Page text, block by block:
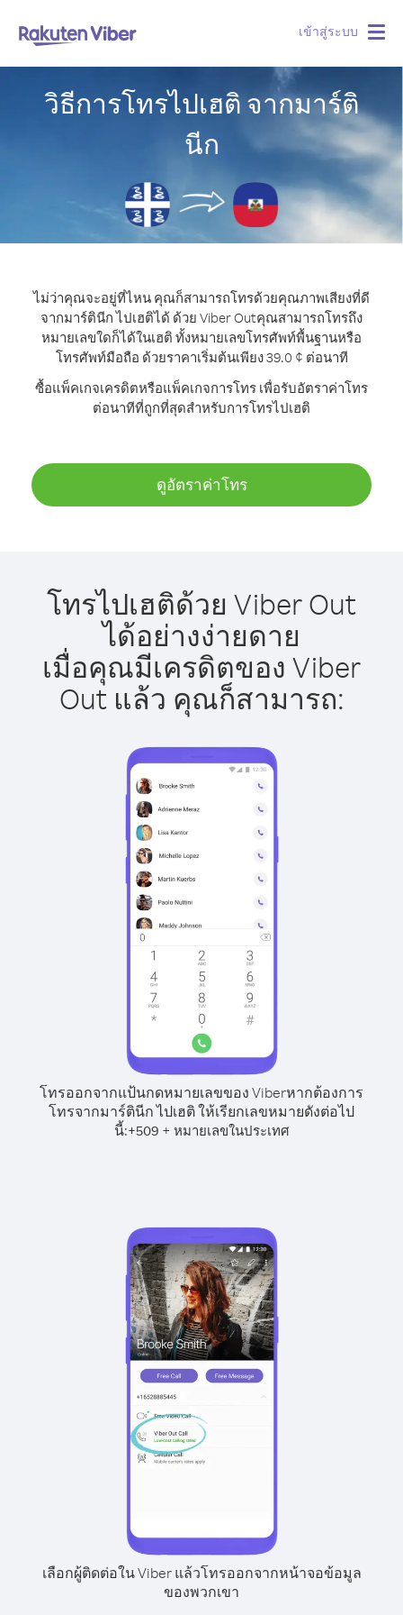
เข้าสู่ระบบ
วิธีการโทรไปเฮติ จากมาร์ติ
นีก
ไม่ว่าคุณจะอยู่ที่ไหน คุณก็สามารถโทรด้วยคุณภาพเสียงที่ดี
จากมาร์ตินีก ไปเฮติได้ ด้วย Viber Outคุณสามารถโทรถึง
หมายเลขใดก็ได้ในเฮติ ทั้งหมายเลขโทรศัพท์พื้นฐานหรือ
โทรศัพท์มือถือ ด้วยราคาเริ่มต้นเพียง 39.0 ¢ ต่อนาที
ซื้อแพ็คเกจเครดิตหรือแพ็คเกจการโทร เพื่อรับอัตราค่าโทร
ต่อนาทีที่ถูกที่สุดสำหรับการโทรไปเฮติ
ดูอัตราค่าโทร
โทรไปเฮติด้วย Viber Out
ได้อย่างง่ายดาย
เมื่อคุณมีเครดิตของ Viber
Out แล้ว คุณก็สามารถ:
โทรออกจากแป้นกดหมายเลขของ Viberหากต้องการ
โทรจากมาร์ตินีก ไปเฮติ ให้เรียกเลขหมายดังต่อไป
นี้:+509 + หมายเลขในประเทศ
เลือกผู้ติดต่อใน Viber แล้วโทรออกจากหน้าจอข้อมูล
ของพวกเขา